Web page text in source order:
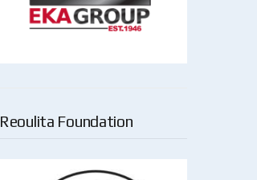
Reoulita Foundation